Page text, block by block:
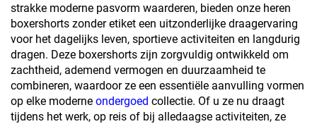
strakke moderne pasvorm waarderen, bieden onze heren
boxershorts zonder etiket een uitzonderlijke draagervaring
voor het dagelijks leven, sportieve activiteiten en langdurig
dragen. Deze boxershorts zijn zorgvuldig ontwikkeld om
zachtheid, ademend vermogen en duurzaamheid te
combineren, waardoor ze een essentiële aanvulling vormen
op elke moderne ondergoed collectie. Of u ze nu draagt
tijdens het werk, op reis of bij alledaagse activiteiten, ze